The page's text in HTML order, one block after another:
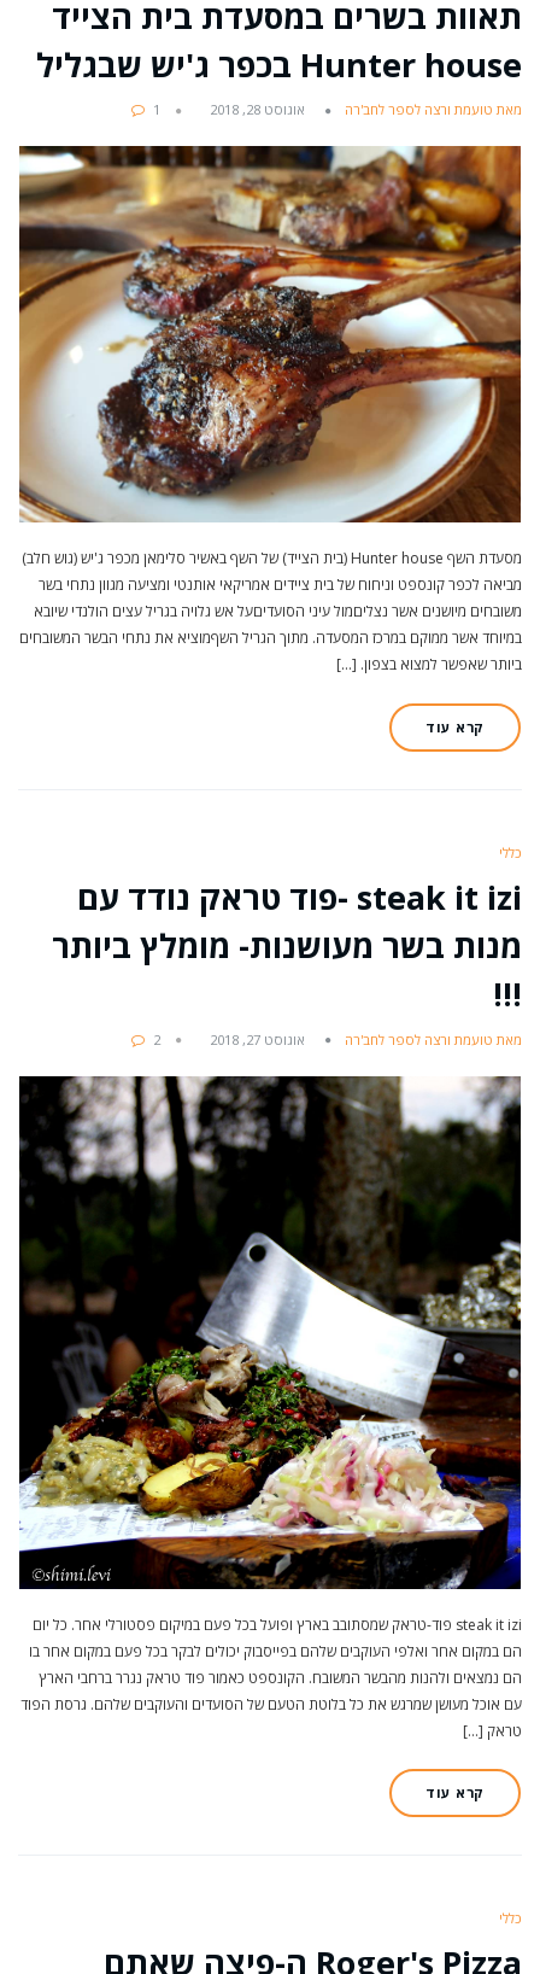
תאוות בשרים במסעדת בית הצייד
Hunter house בכפר ג'יש שבגליל
מאת טועמת ורצה לספר לחב'רה אוגוסט 28, 2018 1
מסעדת השף Hunter house (בית הצייד) של השף באשיר סלימאן מכפר ג'יש (גוש חלב)
מביאה לכפר קונספט וניחוח של בית ציידים אמריקאי אותנטי ומציעה מגוון נתחי בשר
משובחים מיושנים אשר נצליםמול עיני הסועדיםעל אש גלויה בגריל עצים הולנדי שיובא
במיוחד אשר ממוקם במרכז המסעדה. מתוך הגריל השףמוציא את נתחי הבשר המשובחים
ביותר שאפשר למצוא בצפון. […]
קרא עוד
כללי
steak it izi -פוד טראק נודד עם
מנות בשר מעושנות- מומלץ ביותר
!!!
מאת טועמת ורצה לספר לחב'רה אוגוסט 27, 2018 2
steak it izi פוד-טראק שמסתובב בארץ ופועל בכל פעם במיקום פסטורלי אחר. כל יום
הם במקום אחר ואלפי העוקבים שלהם בפייסבוק יכולים לבקר בכל פעם במקום אחר בו
הם נמצאים ולהנות מהבשר המשובח. הקונספט כאמור פוד טראק נגרר ברחבי הארץ
עם אוכל מעושן שמרגש את כל בלוטת הטעם של הסועדים והעוקבים שלהם. גרסת הפוד
טראק […]
קרא עוד
כללי
Roger's Pizza ה-פיצה שאתם